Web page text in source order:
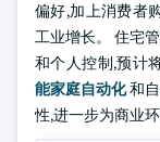
偏好,加上消费者
工业增长。 住宅
和个人控制,预计
能家庭自动化和
性,进一步为商业